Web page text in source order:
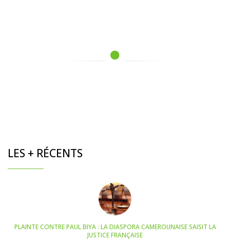
LES + RÉCENTS
PLAINTE CONTRE PAUL BIYA : LA DIASPORA CAMEROUNAISE SAISIT LA
JUSTICE FRANÇAISE